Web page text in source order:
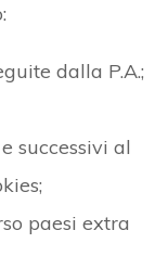
dalla P.A.;
successivi al
paesi extra